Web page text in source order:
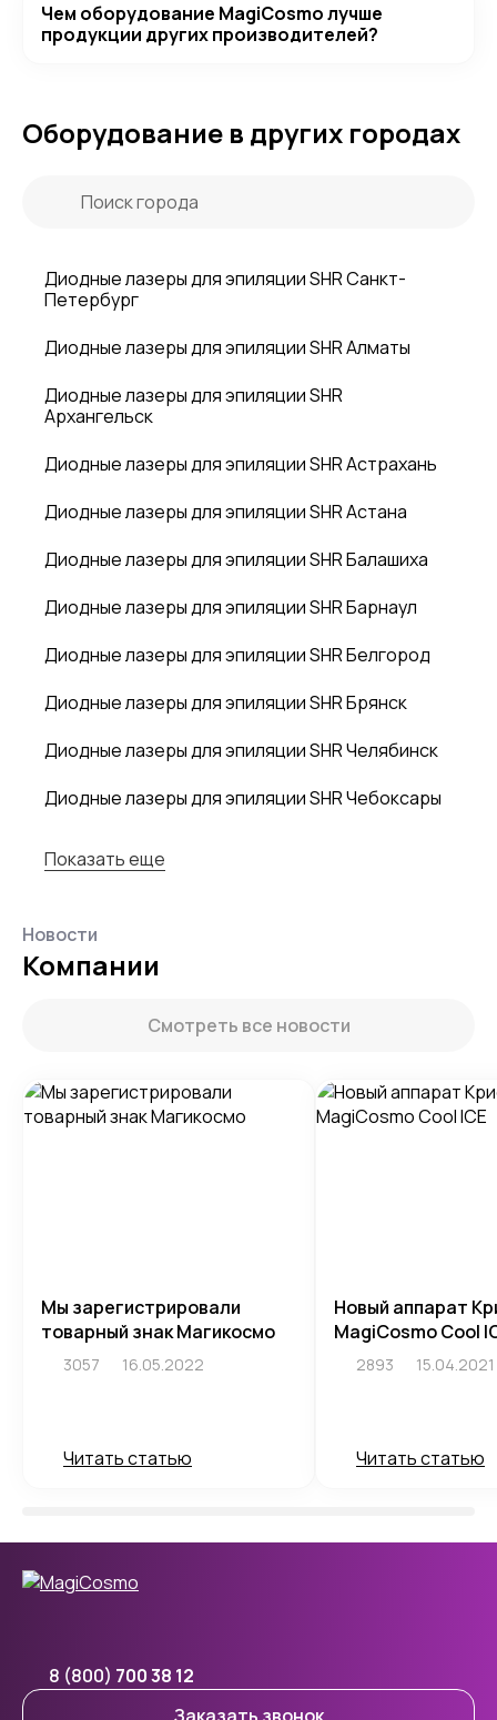
Чем оборудование MagiCosmo лучше
продукции других производителей?
Оборудование в других городах
Диодные лазеры для эпиляции SHR Санкт-
Петербург
Диодные лазеры для эпиляции SHR Алматы
Диодные лазеры для эпиляции SHR
Архангельск
Диодные лазеры для эпиляции SHR Астрахань
Диодные лазеры для эпиляции SHR Астана
Диодные лазеры для эпиляции SHR Балашиха
Диодные лазеры для эпиляции SHR Барнаул
Диодные лазеры для эпиляции SHR Белгород
Диодные лазеры для эпиляции SHR Брянск
Диодные лазеры для эпиляции SHR Челябинск
Диодные лазеры для эпиляции SHR Чебоксары
Показать еще
Новости
Компании
Смотреть все новости
Мы зарегистрировали
товарный знак Магикосмо
3057 16.05.2022
Читать статью
Новый аппарат
MagiCosmo Cool
2893 15.04.2021
Читать статью
8 (800) 700 38 12